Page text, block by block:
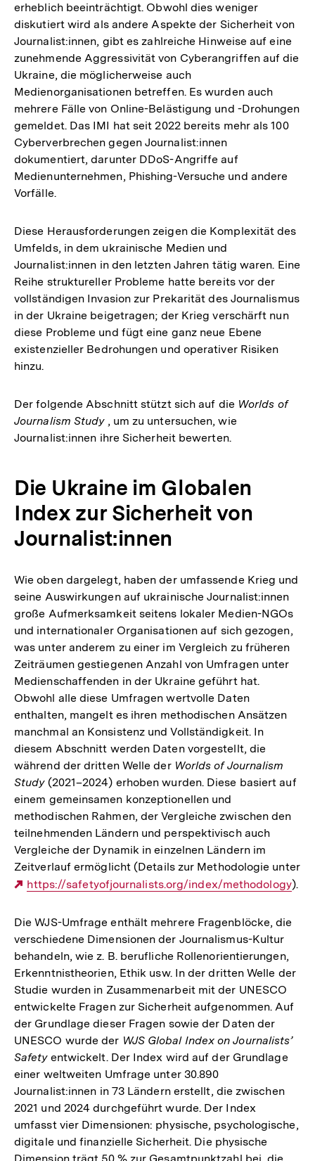
erheblich beeinträchtigt. Obwohl dies weniger
diskutiert wird als andere Aspekte der Sicherheit von
Journalist:innen, gibt es zahlreiche Hinweise auf eine
zunehmende Aggressivität von Cyberangriffen auf die
Ukraine, die möglicherweise auch
Medienorganisationen betreffen. Es wurden auch
mehrere Fälle von Online-Belästigung und -Drohungen
gemeldet. Das IMI hat seit 2022 bereits mehr als 100
Cyberverbrechen gegen Journalist:innen
dokumentiert, darunter DDoS-Angriffe auf
Medienunternehmen, Phishing-Versuche und andere
Vorfälle.
Diese Herausforderungen zeigen die Komplexität des
Umfelds, in dem ukrainische Medien und
Journalist:innen in den letzten Jahren tätig waren. Eine
Reihe struktureller Probleme hatte bereits vor der
vollständigen Invasion zur Prekarität des Journalismus
in der Ukraine beigetragen; der Krieg verschärft nun
diese Probleme und fügt eine ganz neue Ebene
existenzieller Bedrohungen und operativer Risiken
hinzu.
Der folgende Abschnitt stützt sich auf die Worlds of
Journalism Study, um zu untersuchen, wie
Journalist:innen ihre Sicherheit bewerten.
Die Ukraine im Globalen
Index zur Sicherheit von
Journalist:innen
Wie oben dargelegt, haben der umfassende Krieg und
seine Auswirkungen auf ukrainische Journalist:innen
große Aufmerksamkeit seitens lokaler Medien-NGOs
und internationaler Organisationen auf sich gezogen,
was unter anderem zu einer im Vergleich zu früheren
Zeiträumen gestiegenen Anzahl von Umfragen unter
Medienschaffenden in der Ukraine geführt hat.
Obwohl alle diese Umfragen wertvolle Daten
enthalten, mangelt es ihren methodischen Ansätzen
manchmal an Konsistenz und Vollständigkeit. In
diesem Abschnitt werden Daten vorgestellt, die
während der dritten Welle der Worlds of Journalism
Study(2021–2024) erhoben wurden. Diese basiert auf
einem gemeinsamen konzeptionellen und
methodischen Rahmen, der Vergleiche zwischen den
teilnehmenden Ländern und perspektivisch auch
Vergleiche der Dynamik in einzelnen Ländern im
Zeitverlauf ermöglicht (Details zur Methodologie unter
Externer
https://safetyofjournalists.org/index/methodology).
Die WJS-Umfrage enthält mehrere Fragenblöcke, die
verschiedene Dimensionen der Journalismus-Kultur
behandeln, wie z. B. berufliche Rollenorientierungen,
Erkenntnistheorien, Ethik usw. In der dritten Welle der
Studie wurden in Zusammenarbeit mit der UNESCO
entwickelte Fragen zur Sicherheit aufgenommen. Auf
der Grundlage dieser Fragen sowie der Daten der
UNESCO wurde der WJS Global Index on Journalists’
Safetyentwickelt. Der Index wird auf der Grundlage
einer weltweiten Umfrage unter 30.890
Journalist:innen in 73 Ländern erstellt, die zwischen
2021 und 2024 durchgeführt wurde. Der Index
umfasst vier Dimensionen: physische, psychologische,
digitale und finanzielle Sicherheit. Die physische